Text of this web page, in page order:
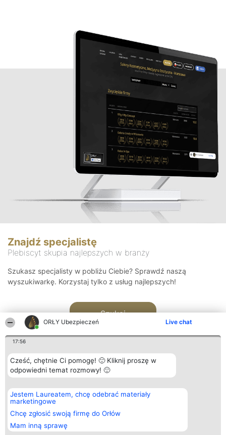
ORŁY Ubezpieczeń Live chat
17:56
Cześć, chętnie Ci pomogę! 🙂 Kliknij proszę w
odpowiedni temat rozmowy! 🙂
Jestem Laureatem, chcę odebrać materiały
marketingowe
Chcę zgłosić swoją firmę do Orłów
Mam inną sprawę
Znajdź specjalistę
Plebiscyt skupia najlepszych w branży
Szukasz specjalisty w pobliżu Ciebie? Sprawdź naszą
wyszukiwarkę. Korzystaj tylko z usług najlepszych!
Szukaj
Organizator plebiscytu
Bright Side Solutions sp. z o.
o. sp. k.
ul. Ruska 22
Wrocław 50-079
KRS 0000749100 | Regon
381313360 | NIP 8943132676
Plebiscyt
Laureaci
wszystkich
Laureatów
Regulamin
Kontakt
Kontakt